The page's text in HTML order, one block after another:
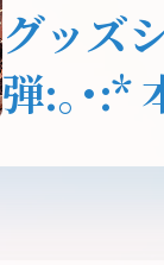
グッズ
弾:｡･:*
遊佐こ